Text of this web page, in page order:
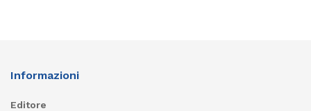
Informazioni
Editore